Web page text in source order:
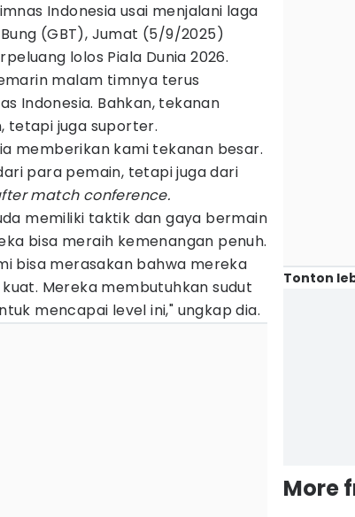
Indonesia usai menjalani laga
(GBT), Jumat (5/9/2025)
lolos Piala Dunia 2026.
malam timnya terus
Indonesia. Bahkan, tekanan
tetapi juga suporter.
memberikan kami tekanan besar.
para pemain, tetapi juga dari
match conference.
memiliki taktik dan gaya bermain
bisa meraih kemenangan penuh.
bisa merasakan bahwa mereka
Mereka membutuhkan sudut
mencapai level ini," ungkap dia.
Tonton
More